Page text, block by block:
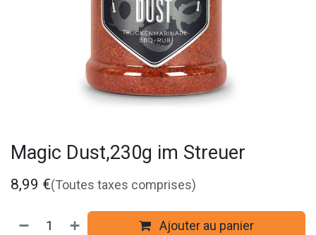
Magic Dust,230g im Streuer
8,99 €(Toutes taxes comprises)
Ajouter au panier